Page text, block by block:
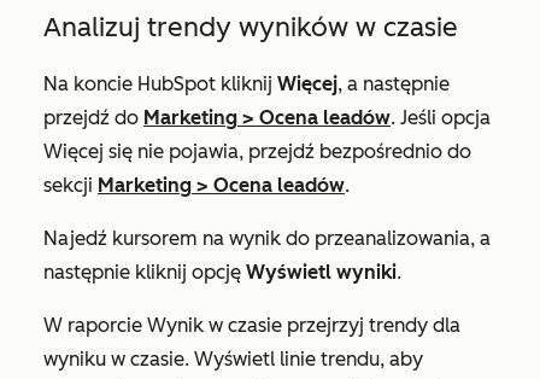
Analizuj trendy wyników w czasie
Na koncie HubSpot kliknij Więcej, a następnie
przejdź do Marketing > Ocena leadów. Jeśli opcja
Więcej się nie pojawia, przejdź bezpośrednio do
sekcji Marketing > Ocena leadów.
Najedź kursorem na wynik do przeanalizowania, a
następnie kliknij opcję Wyświetl wyniki.
W raporcie Wynik w czasie przejrzyj trendy dla
wyniku w czasie. Wyświetl linie trendu, aby